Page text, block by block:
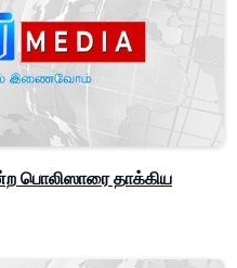
பொலிஸாரை தாக்கிய